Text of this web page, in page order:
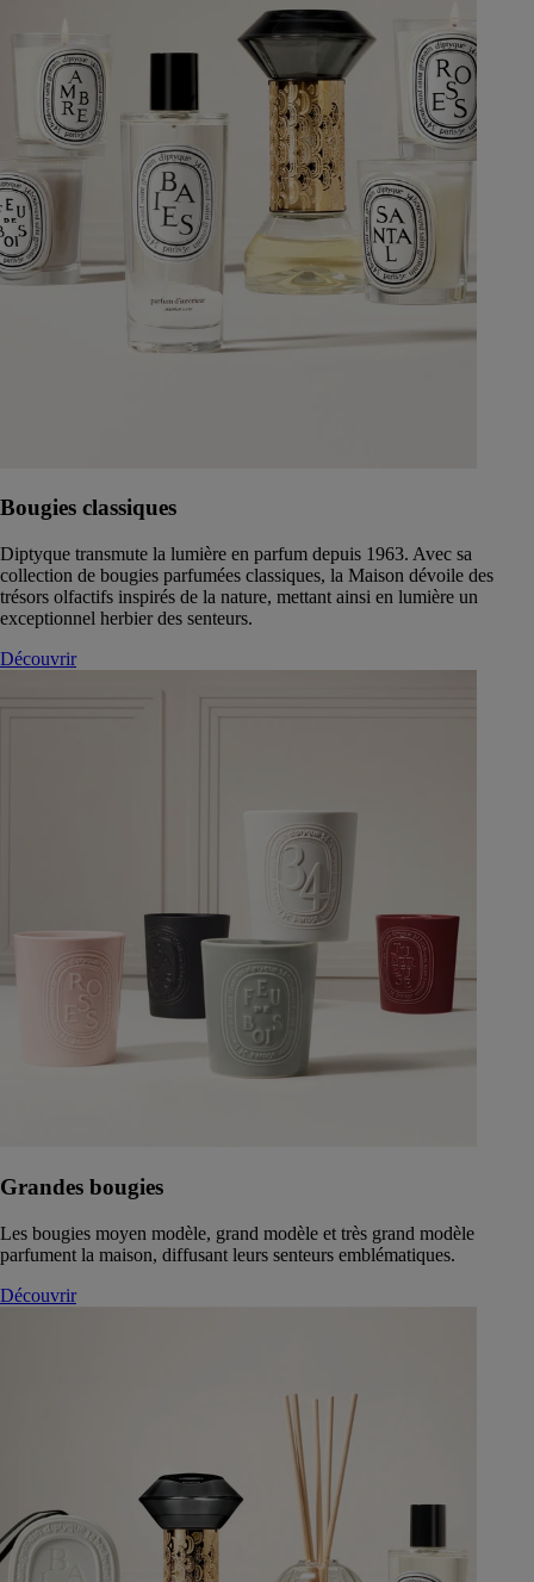
Bougies classiques
Diptyque transmute la lumière en parfum depuis 1963. Avec sa
collection de bougies parfumées classiques, la Maison dévoile des
trésors olfactifs inspirés de la nature, mettant ainsi en lumière un
exceptionnel herbier des senteurs.
Découvrir
Grandes bougies
Les bougies moyen modèle, grand modèle et très grand modèle
parfument la maison, diffusant leurs senteurs emblématiques.
Découvrir